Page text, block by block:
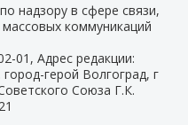
надзору в сфере связи,
коммуникаций
01 , Адрес редакции:
герой Волгоград, г
Союза Г.К.